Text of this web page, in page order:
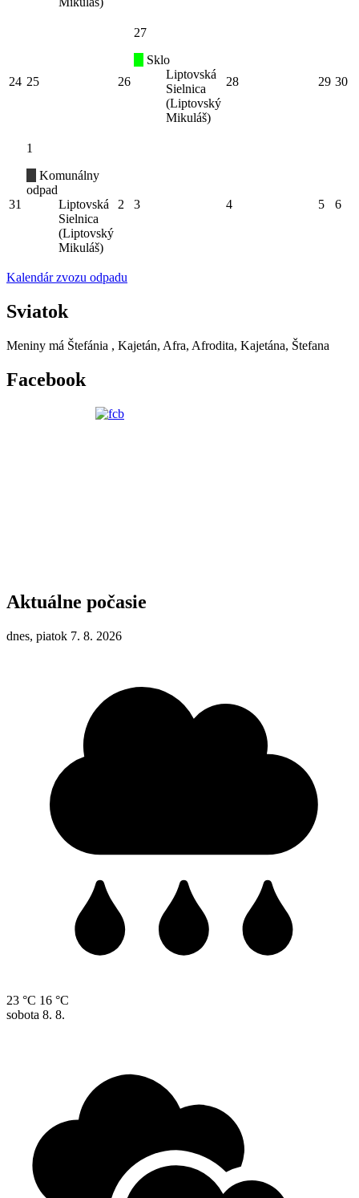
24 25 26
27
Sklo
Liptovská
Sielnica
(Liptovský
Mikuláš)
28 29 30
31
1
Komunálny
odpad
Liptovská
Sielnica
(Liptovský
Mikuláš)
2 3 4 5 6
Kalendár zvozu odpadu
Sviatok
Meniny má Štefánia , Kajetán, Afra, Afrodita, Kajetána, Štefana
Facebook
Aktuálne počasie
dnes, piatok 7. 8. 2026
23 °C 16 °C
sobota 8. 8.